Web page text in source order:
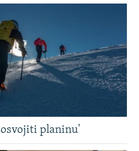
planinu'